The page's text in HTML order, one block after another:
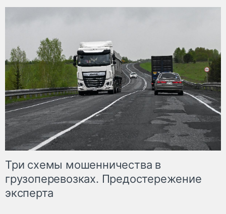
Три схемы мошенничества в
грузоперевозках. Предостережение
эксперта